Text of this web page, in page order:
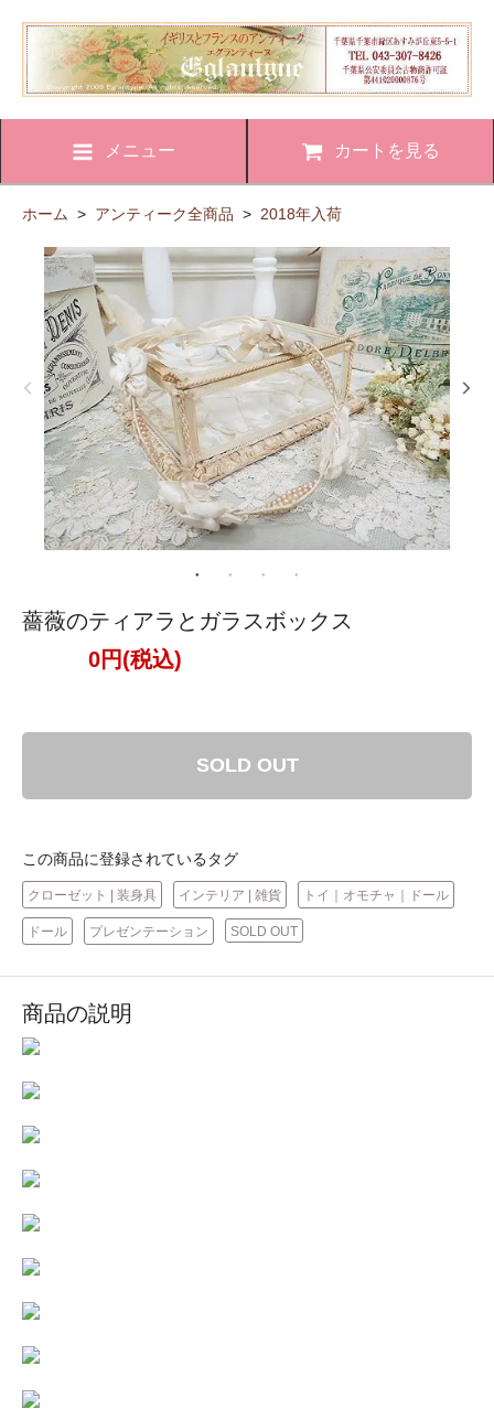
メニュー カートを見る
ホーム > アンティーク全商品 > 2018年入荷
薔薇のティアラとガラスボックス
0円(税込)
SOLD OUT
この商品に登録されているタグ
クローゼット | 装身具 インテリア | 雑貨 トイ｜オモチャ｜ドール
ドール プレゼンテーション SOLD OUT
商品の説明